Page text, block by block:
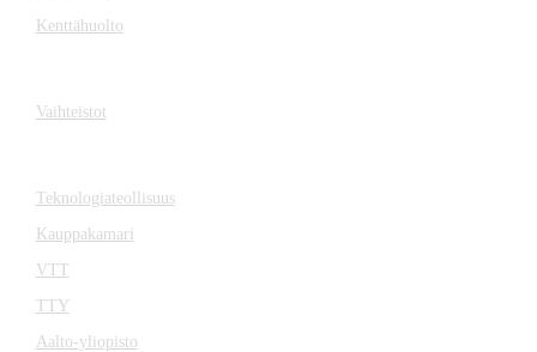
Kenttähuolto
Vaihteistot
Teknologiateollisuus
Kauppakamari
VTT
TTY
Aalto-yliopisto